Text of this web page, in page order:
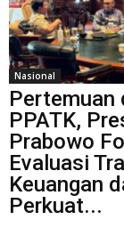
Nasional
Pertemuan
PPATK,
Prabowo
Evaluasi
Keuangan
Perkuat...